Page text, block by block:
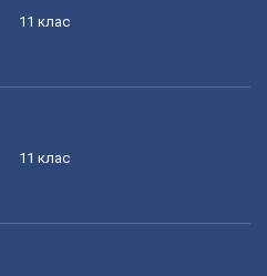
11 клас
11 клас